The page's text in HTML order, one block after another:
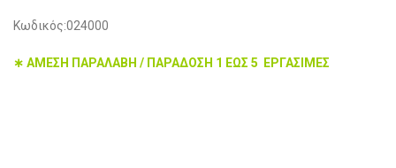
Κωδικός:024000
∗ ΑΜΕΣΗ ΠΑΡΑΛΑΒΗ / ΠΑΡΑΔΟΣΗ 1 ΕΩΣ 5 ΕΡΓΑΣΙΜΕΣ